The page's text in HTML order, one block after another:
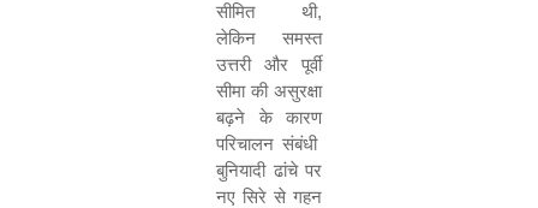
सीमित थी,
लेकिन समस्‍त
उत्तरी और पूर्वी
सीमा की असुरक्षा
बढ़ने के कारण
परिचालन संबंधी
बुनियादी ढांचे पर
नए सिरे से गहन